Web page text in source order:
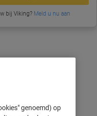
bij Viking?Meld u nu aan
genoemd) op